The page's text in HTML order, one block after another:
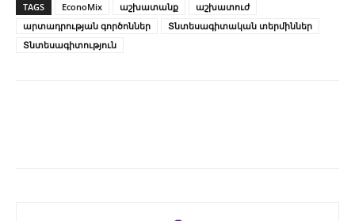
TAGS EconoMix աշխատանք
աշխատուժ
արտադրության գործոններ
Տնտեսագիտական տերմիններ
Տնտեսագիտություն